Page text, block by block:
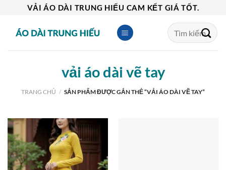
content
VẢI ÁO DÀI TRUNG HIẾU CAM KẾT GIÁ TỐT.
Tìm
kiếm:
vải áo dài vẽ tay
TRANG CHỦ / SẢN PHẨM ĐƯỢC GẮN THẺ “VẢI ÁO DÀI VẼ TAY”